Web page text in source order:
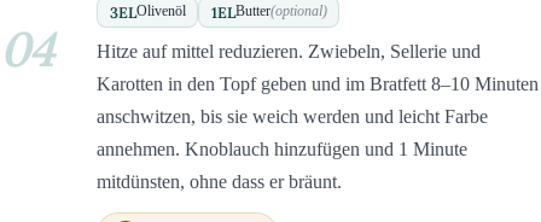
3ELOlivenöl 1ELButter(optional)
04
Hitze auf mittel reduzieren. Zwiebeln, Sellerie und
Karotten in den Topf geben und im Bratfett 8–10 Minuten
anschwitzen, bis sie weich werden und leicht Farbe
annehmen. Knoblauch hinzufügen und 1 Minute
mitdünsten, ohne dass er bräunt.